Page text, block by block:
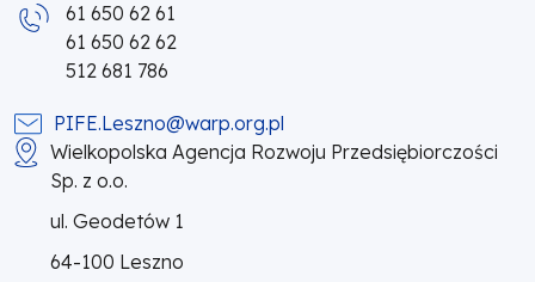
61 650 62 61
61 650 62 62
512 681 786
PIFE.Leszno@warp.org.pl
Wielkopolska Agencja Rozwoju Przedsiębiorczości
Sp. z o.o.
ul. Geodetów 1
64-100 Leszno